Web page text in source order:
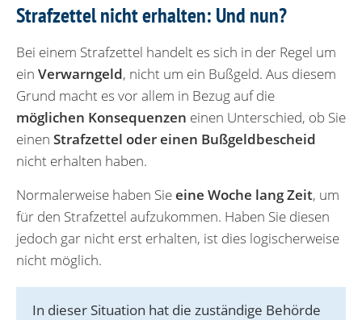
Strafzettel nicht erhalten: Und nun?
Bei einem Strafzettel handelt es sich in der Regel um
ein Verwarngeld, nicht um ein Bußgeld. Aus diesem
Grund macht es vor allem in Bezug auf die
möglichen Konsequenzen einen Unterschied, ob Sie
einen Strafzettel oder einen Bußgeldbescheid
nicht erhalten haben.
Normalerweise haben Sieeine Woche lang Zeit, um
für den Strafzettel aufzukommen. Haben Sie diesen
jedoch gar nicht erst erhalten, ist dies logischerweise
nicht möglich.
In dieser Situation hat die zuständige Behörde